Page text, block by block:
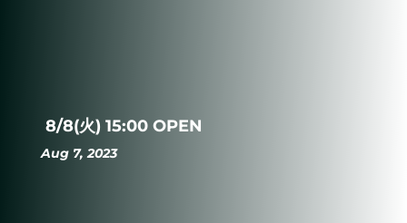
8/8(火) 15:00 OPEN
Aug 7, 2023